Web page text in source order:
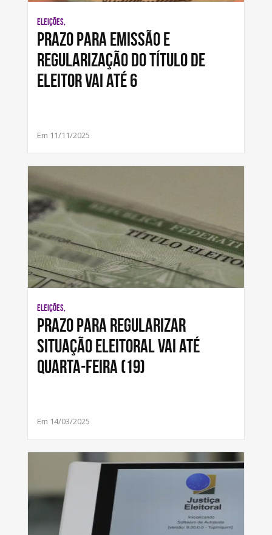
ELEIÇÕES,
Prazo para emissão e
regularização do título de
eleitor vai até 6
Em 11/11/2025
ELEIÇÕES,
Prazo para regularizar
situação eleitoral vai até
quarta-feira (19)
Em 14/03/2025